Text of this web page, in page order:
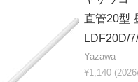
直管20型
LDF20D/
Yazawa
¥1,140